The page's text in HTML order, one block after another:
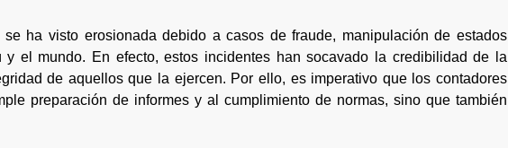
ha visto erosionada debido a casos de fraude, manipulación de estados
el mundo. En efecto, estos incidentes han socavado la credibilidad de la
de aquellos que la ejercen. Por ello, es imperativo que los contadores
preparación de informes y al cumplimiento de normas, sino que también